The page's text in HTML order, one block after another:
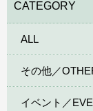
CATEGORY
ALL
その他／
イベント／